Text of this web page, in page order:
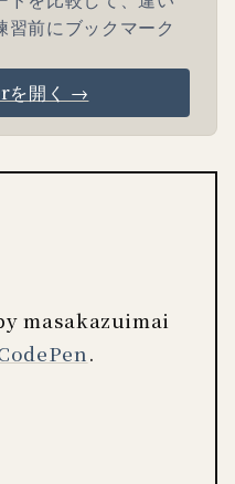
習前にブックマーク
を開く →
masakazuimai
.